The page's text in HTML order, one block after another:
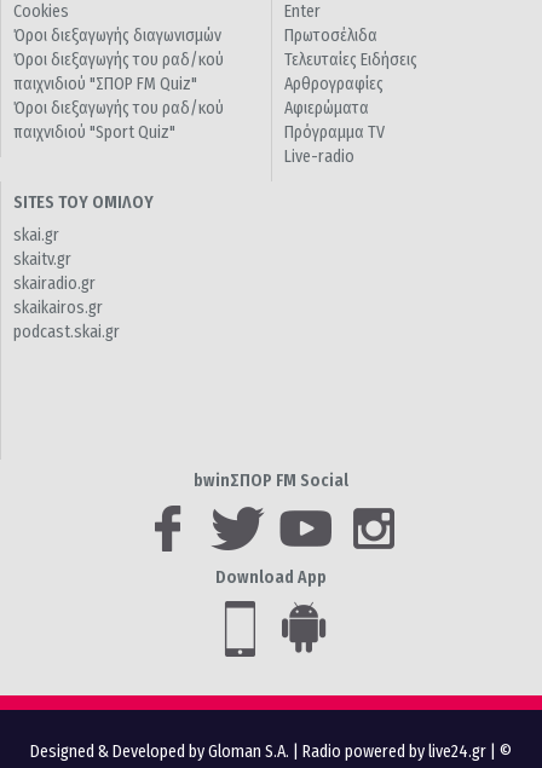
Cookies
Όροι διεξαγωγής διαγωνισμών
Όροι διεξαγωγής του ραδ/κού
παιχνιδιού "ΣΠΟΡ FM Quiz"
Όροι διεξαγωγής του ραδ/κού
παιχνιδιού "Sport Quiz"
Enter
Πρωτοσέλιδα
Τελευταίες Ειδήσεις
Αρθρογραφίες
Αφιερώματα
Πρόγραμμα TV
Live-radio
SITES ΤΟΥ ΟΜΙΛΟΥ
skai.gr
skaitv.gr
skairadio.gr
skaikairos.gr
podcast.skai.gr
bwinΣΠΟΡ FM Social
Download App
Designed & Developed by Gloman S.A. Radio powered by live24.gr | ©